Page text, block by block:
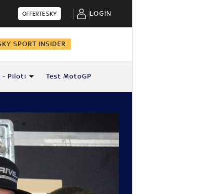
OFFERTE SKY LOGIN
SPORT INSIDER
- Piloti Test MotoGP